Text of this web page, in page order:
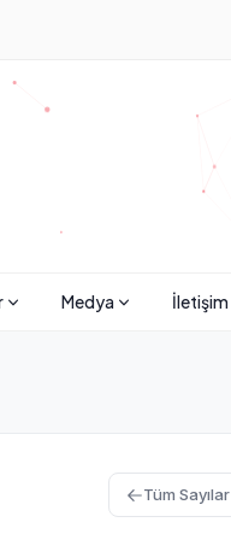
Medya İletişim
Tüm Sayılar